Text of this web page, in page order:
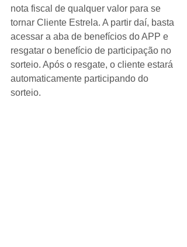
nota fiscal de qualquer valor para se
tornar Cliente Estrela. A partir daí, basta
acessar a aba de benefícios do APP e
resgatar o benefício de participação no
sorteio. Após o resgate, o cliente estará
automaticamente participando do
sorteio.